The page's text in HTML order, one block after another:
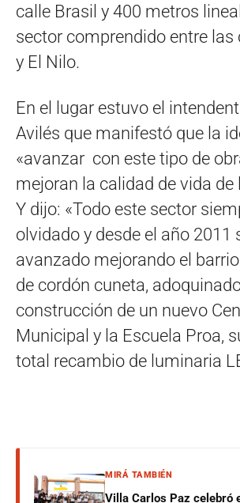
calle Brasil y 400 metros
sector comprendido entre las
y El Nilo.
En el lugar estuvo el
Avilés que manifestó que la
«avanzar con este tipo de
mejoran la calidad de vida de
Y dijo: «Todo este sector
olvidado y desde el año 2011
avanzado mejorando el
de cordón cuneta,
construcción de un nuevo
Municipal y la Escuela Proa,
total recambio de luminaria
MIRÁ TAMBIÉN
Villa Carlos Paz celebró